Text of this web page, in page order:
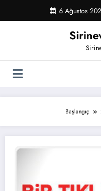
6 Ağustos
Başlangıç